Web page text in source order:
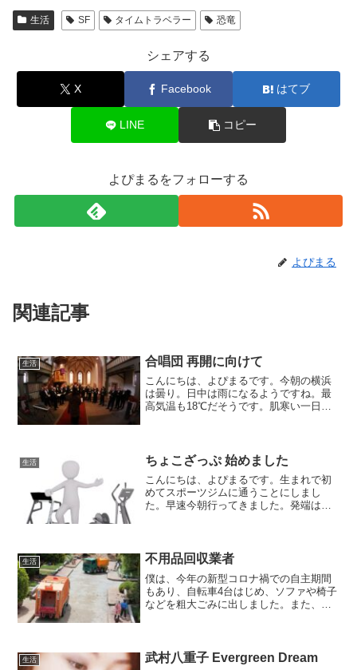
生活 SF タイムトラベラー 恐竜
シェアする
X Facebook はてブ
LINE コピー
よぴまるをフォローする
よぴまる
関連記事
生活 合唱団 再開に向けて
こんにちは、よぴまるです。今朝の横浜
は曇り。日中は雨になるようですね。最
高気温も18℃だそうです。肌寒い一日な
いらっしゃるようです...
生活 ちょこざっぷ 始めました
こんにちは、よぴまるです。生まれで初
めてスポーツジムに通うことにしまし
た。早速今朝行ってきました。発端は、1
れやすい僕は、早...
生活 不用品回収業者
僕は、今年の新型コロナ禍での自主期間
もあり、自転車4台はじめ、ソファや椅子
などを粗大ごみに出しました。また、今
す。
生活 武村八重子 Evergreen Dream